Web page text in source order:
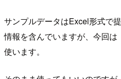
サンプルデータはExcel形式で
情報を含んでいますが、今回
使います。